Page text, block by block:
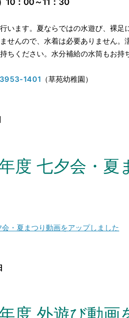
います。夏ならではの水遊び、裸足
せんので、水着は必要ありません
ちください。水分補給の水筒もお持
1401 （草苑幼稚園）
度 七夕会・夏
・夏まつり動画をアップしました
度 外遊び動画